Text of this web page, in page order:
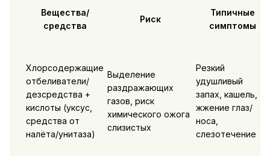
Вещества/
средства
Риск
Типичные
симптомы
Хлорсодержащие
отбеливатели/
дезсредства +
кислоты (уксус,
средства от
налёта/унитаза)
Выделение
раздражающих
газов, риск
химического ожога
слизистых
Резкий
удушливый
запах, кашель,
жжение глаз/
носа,
слезотечение